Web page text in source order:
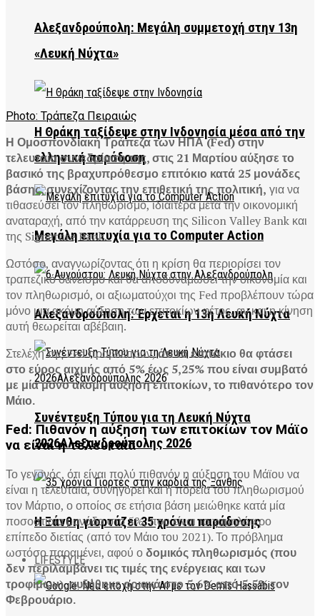
Αλεξανδρούπολη: Μεγάλη συμμετοχή στην 13η
«Λευκή Νύχτα»
Η Θράκη ταξίδεψε στην Ινδονησία μέσα από την
ελληνική παράδοση
Μεγάλη επιτυχία για το Computer Action
Αλεξανδρούπολη: Έρχεται η 13η Λευκή Νύχτα
Συνέντευξη Τύπου για τη Λευκή Νύχτα
2026Αλεξανδρούπολης 2026
Η Ξάνθη γιορτάζει 35 χρόνια παράδοσης
LIFESTYLE
Photo: Τράπεζα Πειραιώς
Η Ομοσπονδιακή Τράπεζα των ΗΠΑ (Fed) στην
τελευταία συνεδρίαση της, στις 21 Μαρτίου αύξησε το
βασικό της βραχυπρόθεσμο επιτόκιο κατά 25 μονάδες
βάσης, συνεχίζοντας την επιθετική της πολιτική, για να
τιθασεύσει τον πληθωρισμό, ιδιαίτερα μετά την οικονομική
αναταραχή, από την κατάρρευση της Silicon Valley Bank και
της Signature Bank.
Ωστόσο, αναγνωρίζοντας ότι η κρίση θα περιορίσει τον
τραπεζικό δανεισμό και θα αποδυναμώσει την οικονομία και
τον πληθωρισμό, οι αξιωματούχοι της Fed προβλέπουν τώρα
μόνο μια ακόμη αύξηση των επιτοκίων φέτος, αν και η κίνηση
αυτή θεωρείται αβέβαιη.
Στελέχη της Fed προβλέπουν,ότι το επιτόκιο θα φτάσει
στο εύρος αιχμής από 5% έως 5,25% που είναι συμβατό
με μία μόνο ακόμη αύξηση επιτοκίων, το πιθανότερο τον
Μάιο.
Fed: Πιθανόν η αύξηση των επιτοκίων τον Μάϊο
να είναι η τελευταία
Το γεγονός, ότι είναι πολύ πιθανόν η αύξηση του Μάϊου να
είναι η τελευταία, συνηγορεί και η πορεία του πληθωρισμού
τον Μάρτιο, ο οποίος σε ετήσια βάση μειώθηκε κατά μία
ποσοστιαία μονάδα στο 5%, που είναι το χαμηλότερο
επίπεδο διετίας (από τον Μάιο του 2021). Το πρόβλημα
ωστόσο παραμένει, αφού οδομικός πληθωρισμός (που
δεν περιλαμβάνει τις τιμές της ενέργειας και των
τροφίμων), αυξήθηκε οριακά στο 5,6% από 5,5% τον
Φεβρουάριο.